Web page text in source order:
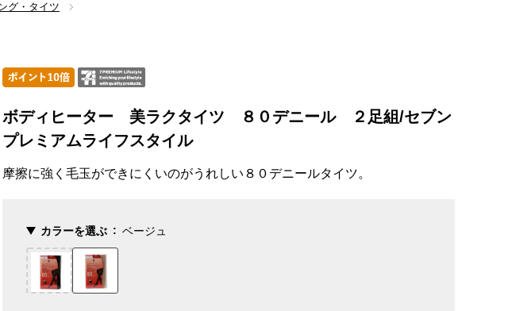
グ・タイツ
ボディヒーター 美ラクタイツ ８０デニール ２足組/セブン
プレミアムライフスタイル
摩擦に強く毛玉ができにくいのがうれしい８０デニールタイツ。
カラーを選ぶ ベージュ